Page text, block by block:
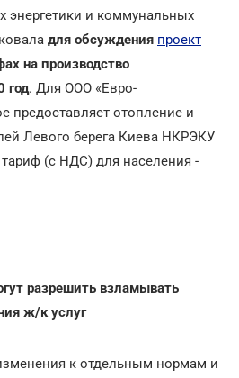
энергетики и коммунальных
для обсуждения проект
на производство
год. Для ООО «Евро-
предоставляет отопление и
Левого берега Киева НКРЭКУ
тариф (с НДС) для населения -
разрешить взламывать
ж/к услуг
к отдельным нормам и